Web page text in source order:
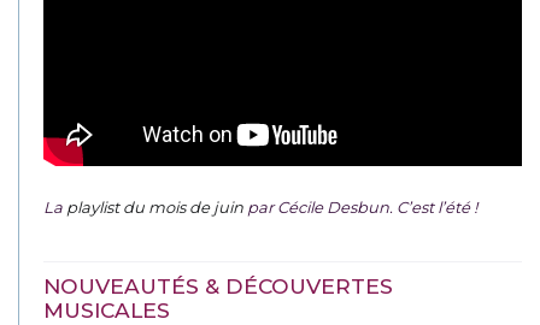
La playlist du mois de juin par Cécile Desbun. C’est l’été !
NOUVEAUTÉS & DÉCOUVERTES
MUSICALES